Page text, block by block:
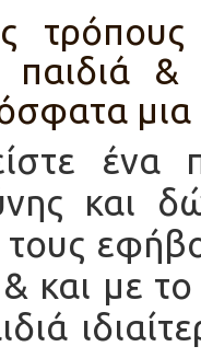
παιδιά
ένα
και
τους
και με